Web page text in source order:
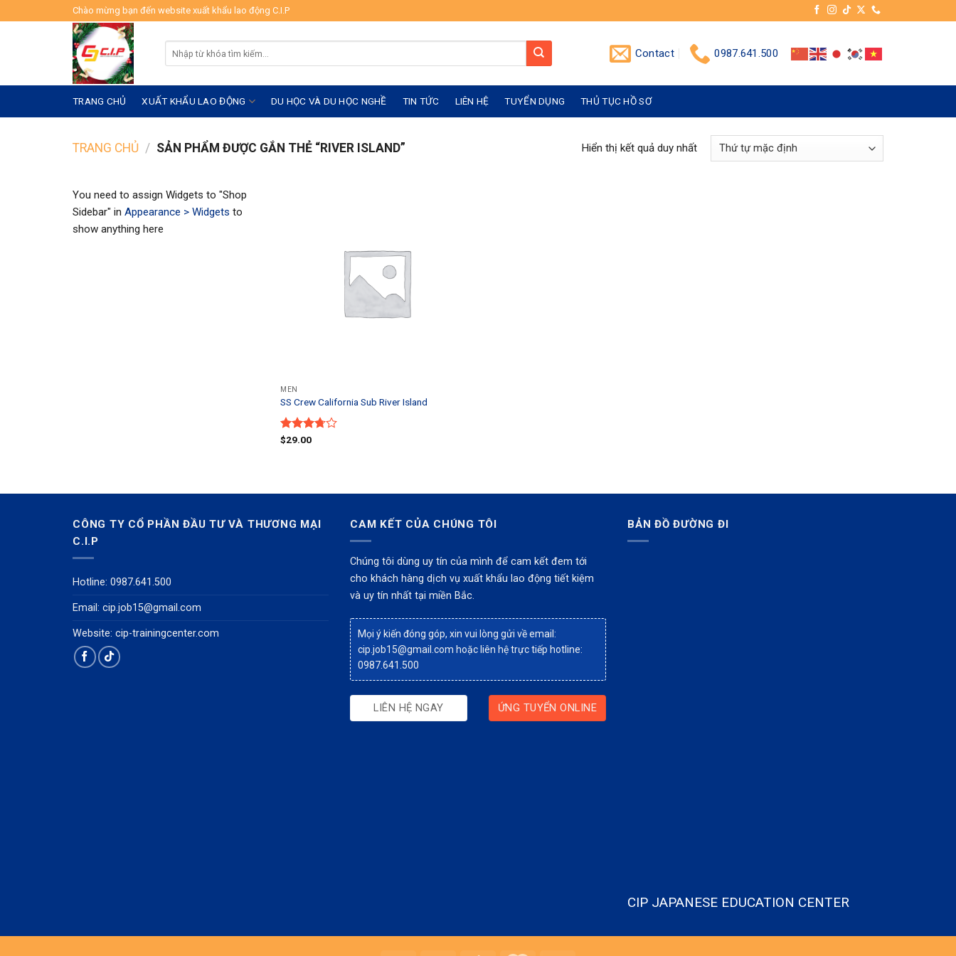
to
Chào mừng bạn đến website xuất khẩu lao động C.I.P
kiếm:
Contact 0987.641.500
TRANG CHỦ XUẤT KHẨU LAO ĐỘNG DU HỌC VÀ DU HỌC NGHỀ TIN TỨC LIÊN HỆ TUYỂN DỤNG THỦ TỤC HỒ SƠ
TRANG CHỦ / SẢN PHẨM ĐƯỢC GẮN THẺ “RIVER ISLAND” Hiển thị kết quả duy nhất
You need to assign Widgets to "Shop
Sidebar" in Appearance > Widgets to
show anything here
MEN
SS Crew California Sub River Island
Được
$29.00
CÔNG TY CỔ PHẦN ĐẦU TƯ VÀ THƯƠNG MẠI
C.I.P
Hotline: 0987.641.500
Email: cip.job15@gmail.com
Website: cip-trainingcenter.com
CAM KẾT CỦA CHÚNG TÔI
Chúng tôi dùng uy tín của mình để cam kết đem tới
cho khách hàng dịch vụ xuất khẩu lao động tiết kiệm
và uy tín nhất tại miền Bắc.
Mọi ý kiến đóng góp, xin vui lòng gửi về email:
cip.job15@gmail.com hoặc liên hệ trực tiếp hotline:
0987.641.500
LIÊN HỆ NGAY ỨNG TUYỂN ONLINE
BẢN ĐỒ ĐƯỜNG ĐI
CIP JAPANESE EDUCATION CENTER